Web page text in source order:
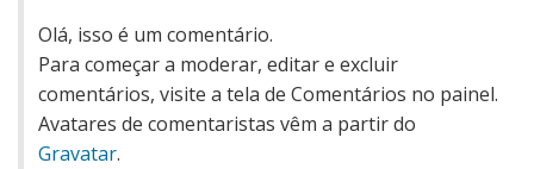
Olá, isso é um comentário.
Para começar a moderar, editar e excluir
comentários, visite a tela de Comentários no painel.
Avatares de comentaristas vêm a partir do
Gravatar.